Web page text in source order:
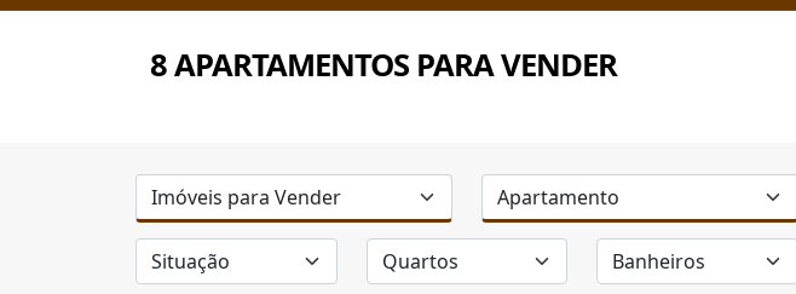
8 APARTAMENTOS PARA VENDER